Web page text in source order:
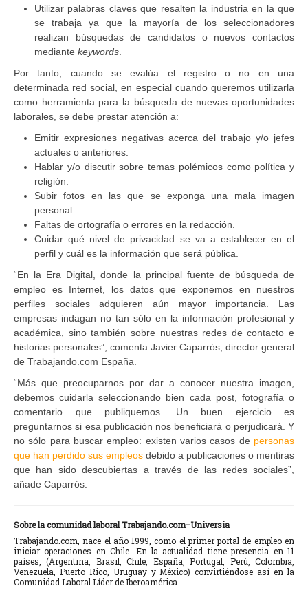
Utilizar palabras claves que resalten la industria en la que
se trabaja ya que la mayoría de los seleccionadores
realizan búsquedas de candidatos o nuevos contactos
mediante keywords
Por tanto, cuando se evalúa el registro o no en una
determinada red social, en especial cuando queremos utilizarla
como herramienta para la búsqueda de nuevas oportunidades
laborales, se debe prestar atención a:
Emitir expresiones negativas acerca del trabajo y/o jefes
actuales o anteriores.
Hablar y/o discutir sobre temas polémicos como política y
religión.
Subir fotos en las que se exponga una mala imagen
personal.
Faltas de ortografía o errores en la redacción.
Cuidar qué nivel de privacidad se va a establecer en el
perfil y cuál es la información que será pública.
“En la Era Digital, donde la principal fuente de búsqueda de
empleo es Internet, los datos que exponemos en nuestros
perfiles sociales adquieren aún mayor importancia. Las
empresas indagan no tan sólo en la información profesional y
académica, sino también sobre nuestras redes de contacto e
historias personales”, comenta Javier Caparrós, director general
de Trabajando.com España.
“Más que preocuparnos por dar a conocer nuestra imagen,
debemos cuidarla seleccionando bien cada post, fotografía o
comentario que publiquemos. Un buen ejercicio es
preguntarnos si esa publicación nos beneficiará o perjudicará. Y
no sólo para buscar empleo: existen varios casos de personas
que han perdido sus empleos debido a publicaciones o mentiras
que han sido descubiertas a través de las redes sociales”,
añade Caparrós.
Sobre la comunidad laboral Trabajando.com−Universia
Trabajando.com, nace el año 1999, como el primer portal de empleo en
iniciar operaciones en Chile. En la actualidad tiene presencia en 11
países, (Argentina, Brasil, Chile, España, Portugal, Perú, Colombia,
Venezuela, Puerto Rico, Uruguay y México) convirtiéndose así en la
Comunidad Laboral Líder de Iberoamérica.